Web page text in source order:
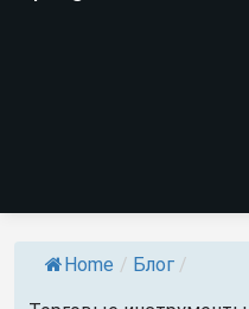
Home / Блог /